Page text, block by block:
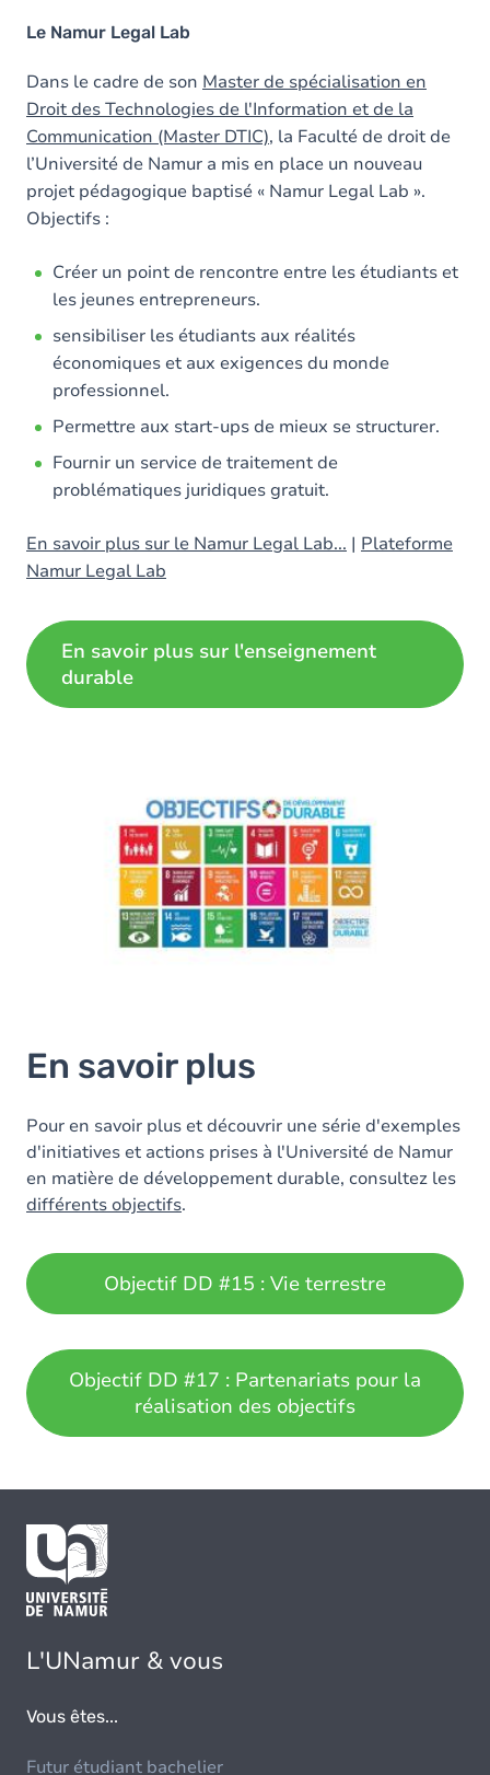
Le Namur Legal Lab
Dans le cadre de son Master de spécialisation en
Droit des Technologies de l'Information et de la
Communication (Master DTIC), la Faculté de droit de
l’Université de Namur a mis en place un nouveau
projet pédagogique baptisé « Namur Legal Lab ».
Objectifs :
Créer un point de rencontre entre les étudiants et
les jeunes entrepreneurs.
sensibiliser les étudiants aux réalités
économiques et aux exigences du monde
professionnel.
Permettre aux start-ups de mieux se structurer.
Fournir un service de traitement de
problématiques juridiques gratuit.
En savoir plus sur le Namur Legal Lab... | Plateforme
Namur Legal Lab
En savoir plus sur l'enseignement
durable
En savoir plus
Pour en savoir plus et découvrir une série d'exemples
d'initiatives et actions prises à l'Université de Namur
en matière de développement durable, consultez les
différents objectifs.
Objectif DD #15 : Vie terrestre
Objectif DD #17 : Partenariats pour la
réalisation des objectifs
L'UNamur & vous
Vous êtes...
Futur étudiant bachelier